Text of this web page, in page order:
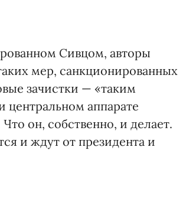
Сивцом, авторы
мер, санкционированных
зачистки — «таким
центральном аппарате
он, собственно, и делает.
и ждут от президента и